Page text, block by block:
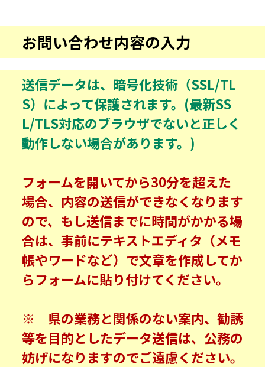
お問い合わせ内容の入力
送信データは、暗号化技術（SSL/TL
S）によって保護されます。(最新SS
L/TLS対応のブラウザでないと正しく
動作しない場合があります。)
フォームを開いてから30分を超えた
場合、内容の送信ができなくなります
ので、もし送信までに時間がかかる場
合は、事前にテキストエディタ（メモ
帳やワードなど）で文章を作成してか
らフォームに貼り付けてください。
※ 県の業務と関係のない案内、勧誘
等を目的としたデータ送信は、公務の
妨げになりますのでご遠慮ください。